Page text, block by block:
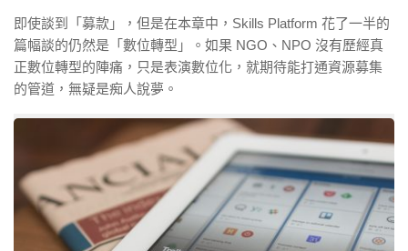
即使談到「募款」，但是在本章中，Skills Platform 花了一半的
篇幅談的仍然是「數位轉型」。如果 NGO、NPO 沒有歷經真
正數位轉型的陣痛，只是表演數位化，就期待能打通資源募集
的管道，無疑是痴人說夢。